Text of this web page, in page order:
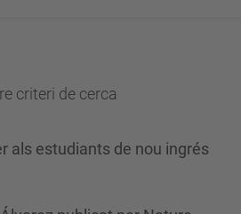
criteri de cerca
als estudiants de nou ingrés